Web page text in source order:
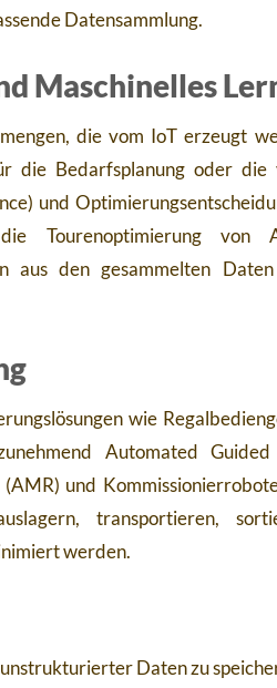
Datensammlung.
Maschinelles
die vom IoT erzeugt
die Bedarfsplanung oder die
und
Tourenoptimierung von
aus den gesammelten
wie
Automated
und
transportieren,
werden.
Daten zu